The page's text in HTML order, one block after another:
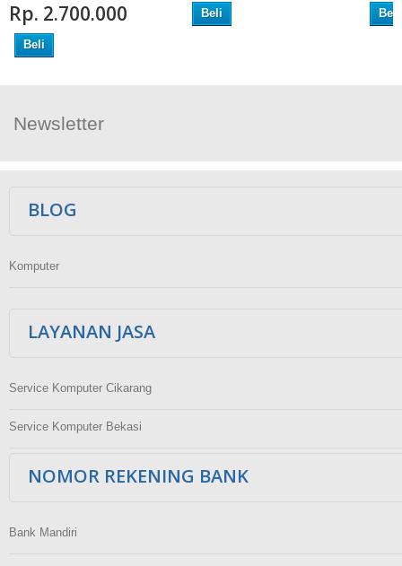
Rp‎. 2.700.000
Beli
Beli Beli
Newsletter
BLOG
Komputer
LAYANAN JASA
Service Komputer Cikarang
Service Komputer Bekasi
NOMOR REKENING BANK
Bank Mandiri